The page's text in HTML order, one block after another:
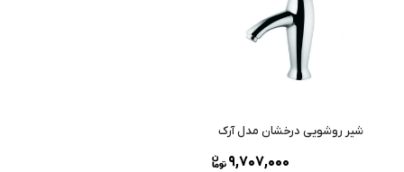
شیر روشویی درخشان مدل آرک
9,707,000